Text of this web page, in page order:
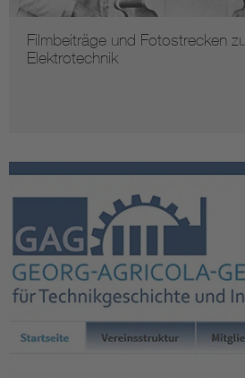
Filmbeiträge und Fotostrecken
Elektrotechnik